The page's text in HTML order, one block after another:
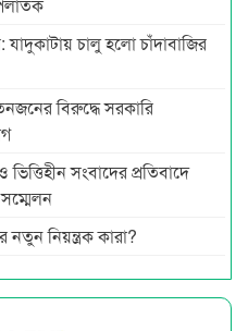
পলাতক
যাদুকাটায় চালু হলো চাঁদাবাজির
বিরুদ্ধে সরকারি
সংবাদের প্রতিবাদে
নতুন নিয়ন্ত্রক কারা?